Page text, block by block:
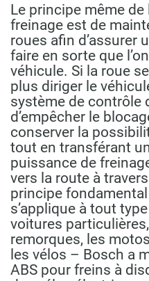
Le principe même
freinage est de
roues afin d’assurer
faire en sorte que
véhicule. Si la roue
plus diriger le
système de contrôle
d’empêcher le
conserver la
tout en transférant
puissance de
vers la route à
principe
s’applique à tout
voitures
remorques, les
les vélos – Bosch a
ABS pour freins à